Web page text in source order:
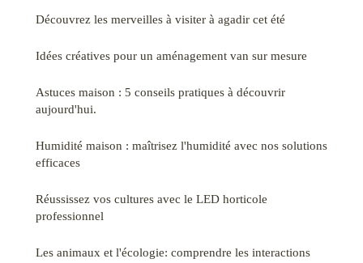
Découvrez les merveilles à visiter à agadir cet été
Idées créatives pour un aménagement van sur mesure
Astuces maison : 5 conseils pratiques à découvrir
aujourd'hui.
Humidité maison : maîtrisez l'humidité avec nos solutions
efficaces
Réussissez vos cultures avec le LED horticole
professionnel
Les animaux et l'écologie: comprendre les interactions